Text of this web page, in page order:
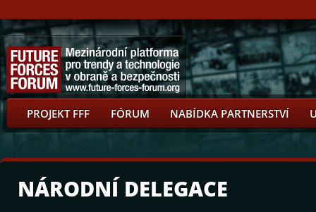
PROJEKT FFF FÓRUM NABÍDKA PARTNERSTVÍ
NÁRODNÍ DELEGACE